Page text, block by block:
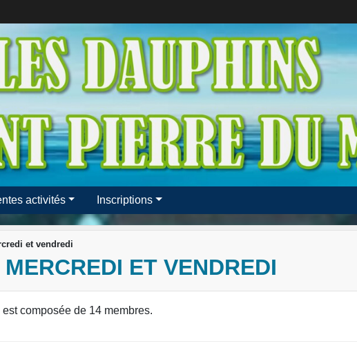
activités Inscriptions
et vendredi
ET VENDREDI
est composée de 14 membres.